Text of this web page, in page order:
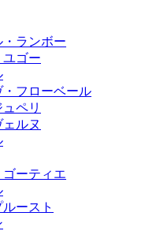
ランボー
ユゴー
フローベール
ペリ
ルヌ
ーティエ
ースト